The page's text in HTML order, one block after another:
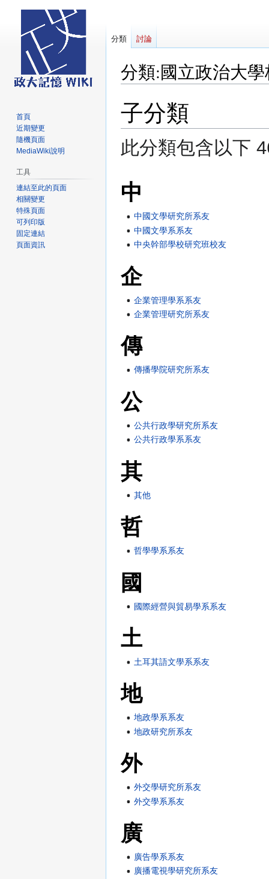
分類:國立政治大
跳
至
導
覽
跳
至
搜
尋
子分類
此分類包含以下
中
中國文學研究所系友
中國文學系系友
中央幹部學校研究班校友
企
企業管理學系系友
企業管理研究所系友
傳
傳播學院研究所系友
公
公共行政學研究所系友
公共行政學系系友
其
其他
哲
哲學學系系友
國
國際經營與貿易學系系友
土
土耳其語文學系系友
地
地政學系系友
地政研究所系友
外
外交學研究所系友
外交學系系友
廣
廣告學系系友
廣播電視學研究所系友
分類 討論
首頁
近期變更
隨機頁面
MediaWiki說明
工具
連結至此的頁面
相關變更
特殊頁面
可列印版
固定連結
頁面資訊